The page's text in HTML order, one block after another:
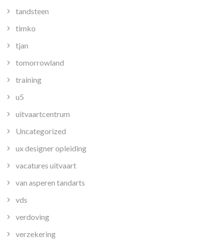
tandsteen
timko
tjan
tomorrowland
training
u5
uitvaartcentrum
Uncategorized
ux designer opleiding
vacatures uitvaart
van asperen tandarts
vds
verdoving
verzekering